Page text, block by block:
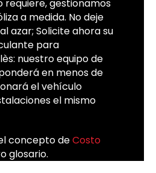
requiere, gestionamos
a medida. No deje
azar; Solicite ahora su
para
nuestro equipo de
en menos de
el vehículo
el mismo
concepto deCosto
glosario.